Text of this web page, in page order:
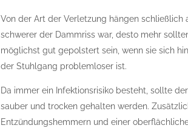
Von der Art der Verletzung hängen
schwerer der Dammriss war, desto mehr
möglichst gut gepolstert sein, wenn sie sich
der Stuhlgang problemloser ist.
Da immer ein Infektionsrisiko besteht, sollte
sauber und trocken gehalten werden.
Entzündungshemmern und einer